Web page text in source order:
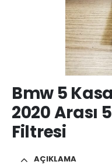
Bmw 5
2020 Arası
Filtresi
AÇIKLAMA